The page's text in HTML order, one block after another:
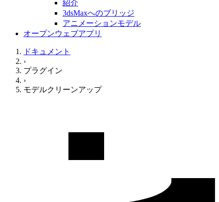
紹介
3dsMaxへのブリッジ
アニメーションモデル
オープンウェブアプリ
ドキュメント
›
プラグイン
›
モデルクリーンアップ